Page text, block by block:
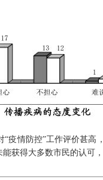
疫情防控”工作评价甚高，
获得大多数市民的认可，